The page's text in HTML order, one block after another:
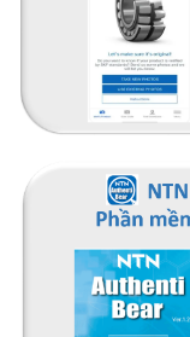
Ống lót H 3938